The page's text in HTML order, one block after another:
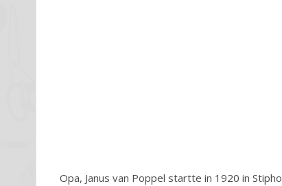
Opa, Janus van Poppel startte in 1920 in